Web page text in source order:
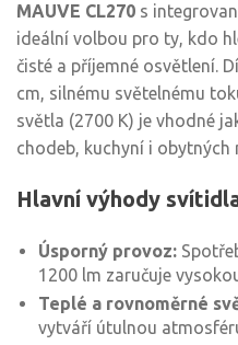
MAUVE CL270 s
ideální volbou pro ty, kdo
čisté a příjemné osvětlení.
cm, silnému světelnému
světla (2700 K) je vhodné
chodeb, kuchyní i obytných
Hlavní výhody
Úsporný provoz:
1200 lm zaručuje
Teplé a rovnoměrné
vytváří útulnou